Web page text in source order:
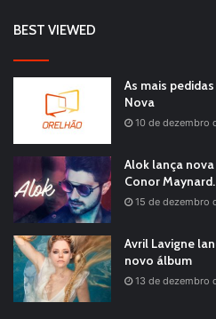
BEST VIEWED
As mais
Nova
10 de dezembro
Alok lança
Conor Maynard.
15 de dezembro
Avril Lavigne
novo álbum
13 de dezembro